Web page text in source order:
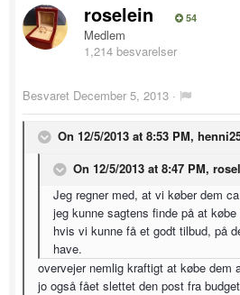
roselein 54
Medlem
1,214 besvarelser
Besvaret December 5, 2013 ·
On 12/5/2013 at 8:53 PM,
On 12/5/2013 at 8:47 PM,
Jeg regner med, at vi køber dem
jeg kunne sagtens finde på at købe
hvis vi kunne få et godt tilbud, på
have.
overvejer nemlig kraftigt at købe dem
jo også fået slettet den post fra